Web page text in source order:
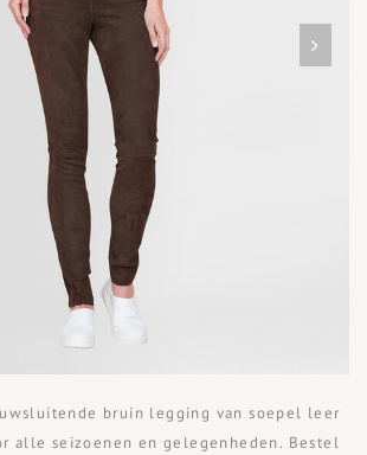
bruin legging van soepel leer
alle seizoenen en gelegenheden. Bestel